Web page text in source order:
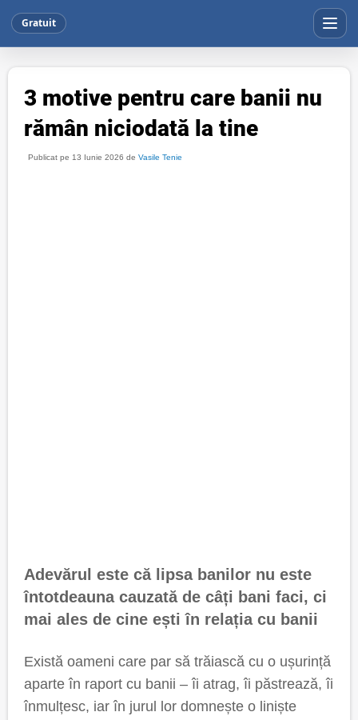
Gratuit
3 motive pentru care banii nu
rămân niciodată la tine
Publicat pe 13 Iunie 2026 de Vasile Tenie
Adevărul este că lipsa banilor nu este
întotdeauna cauzată de câți bani faci, ci
mai ales de cine ești în relația cu banii
Există oameni care par să trăiască cu o ușurință
aparte în raport cu banii – îi atrag, îi păstrează, îi
înmulțesc, iar în jurul lor domnește o liniște